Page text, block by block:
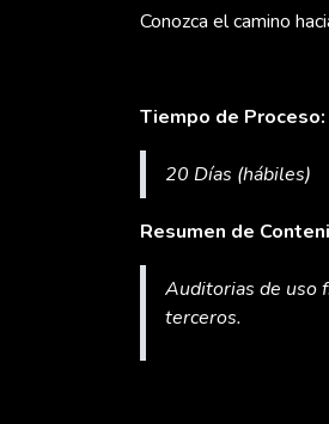
Conozca el camino
Tiempo de Proceso:
20 Días (hábiles)
Resumen de
Auditorias de uso
terceros.